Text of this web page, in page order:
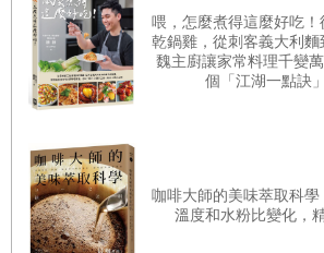
43.太白粉甜湯：退火解熱良方
44.梅梨糕：加酸甜蜜餞最對味
45.涼西圓：一口吃的涼點
47.蓮藕糕：藥食同源的涼點
───────第二冊內容───────
喂，怎麼煮得這麼好吃
乾鍋雞，從刺客義大利
魏主廚讓家常料理千變
個「江湖一點訣
咖啡大師的美味萃取科學
溫度和水粉比變化，